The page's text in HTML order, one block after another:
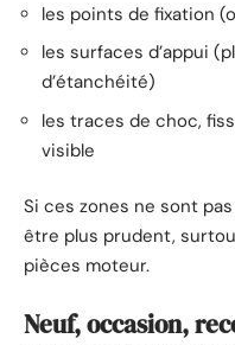
les points de fixation
les surfaces d’appui
d’étanchéité)
les traces de choc,
visible
Si ces zones ne sont
être plus prudent,
pièces moteur.
Neuf, occasion,